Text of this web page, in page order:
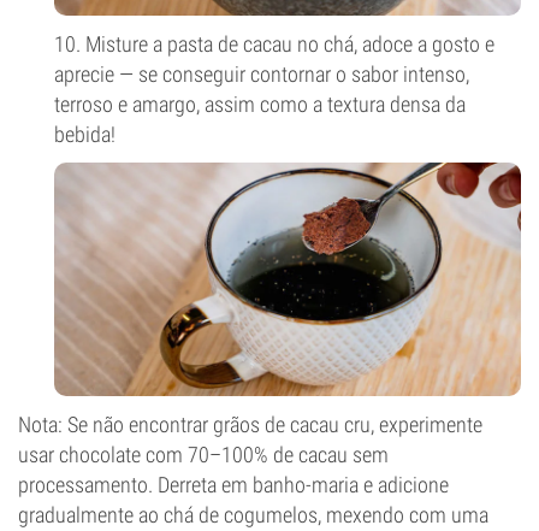
10. Misture a pasta de cacau no chá, adoce a gosto e
aprecie — se conseguir contornar o sabor intenso,
terroso e amargo, assim como a textura densa da
bebida!
Nota: Se não encontrar grãos de cacau cru, experimente
usar chocolate com 70–100% de cacau sem
processamento. Derreta em banho-maria e adicione
gradualmente ao chá de cogumelos, mexendo com uma